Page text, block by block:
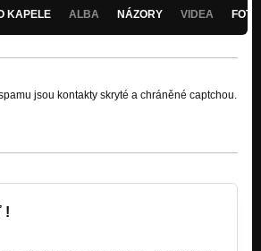
KAPELE ALBA NÁZORY VIDEA
jsou kontakty skryté a chráněné captchou.
!